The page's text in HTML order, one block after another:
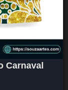
Carnaval